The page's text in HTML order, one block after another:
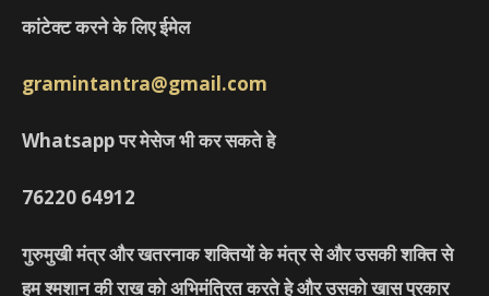
कांटेक्ट करने के लिए ईमेल
gramintantra@gmail.com
Whatsapp पर मेसेज भी कर सकते हे
76220 64912
गुरुमुखी मंत्र और खतरनाक शक्तियों के मंत्र से और उसकी शक्ति से
हम श्मशान की राख को अभिमंत्रित करते हे और उसको खास प्रकार